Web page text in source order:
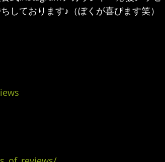
しております♪（ぼくが喜びます笑）